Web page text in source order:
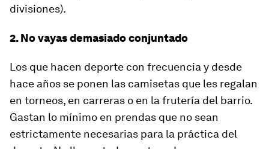
divisiones).
2. No vayas demasiado conjuntado
Los que hacen deporte con frecuencia y desde
hace años se ponen las camisetas que les regalan
en torneos, en carreras o en la frutería del barrio.
Gastan lo mínimo en prendas que no sean
estrictamente necesarias para la práctica del